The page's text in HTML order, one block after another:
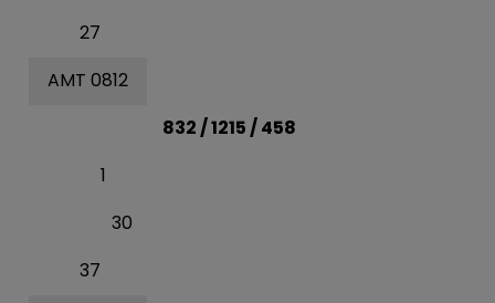
27
AMT 0812
832 / 1215 / 458
1
30
37